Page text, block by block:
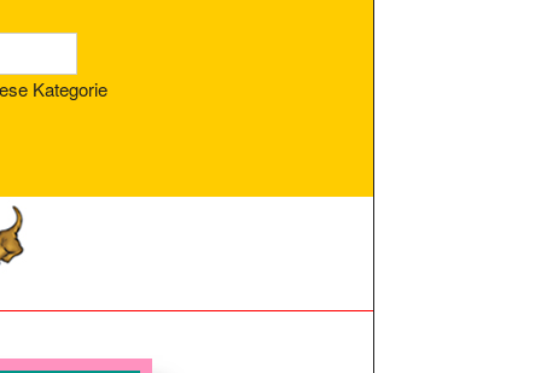
Kategorie